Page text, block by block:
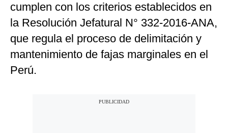
cumplen con los criterios establecidos en
la Resolución Jefatural N° 332-2016-ANA,
que regula el proceso de delimitación y
mantenimiento de fajas marginales en el
Perú.